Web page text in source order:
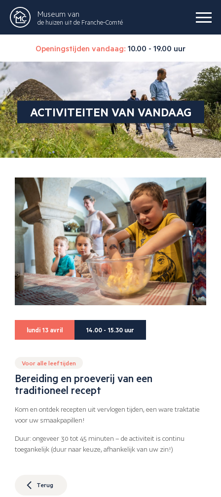
Museum van
de huizen uit de Franche-Comté
Openingstijden vandaag: 10.00 - 19.00 uur
ACTIVITEITEN VAN VANDAAG
lundi 13 avril 14.00 - 15.30 uur
Voor alle leeftijden
Bereiding en proeverij van een
traditioneel recept
Kom en ontdek recepten uit vervlogen tijden, een ware traktatie
voor uw smaakpapillen!
Duur: ongeveer 30 tot 45 minuten – de activiteit is continu
toegankelijk (duur naar keuze, afhankelijk van uw zin!)
Terug